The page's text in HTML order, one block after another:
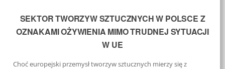
SEKTOR TWORZYW SZTUCZNYCH W POLSCE Z
OZNAKAMI OŻYWIENIA MIMO TRUDNEJ SYTUACJI
W UE
Choć europejski przemysł tworzyw sztucznych mierzy się z